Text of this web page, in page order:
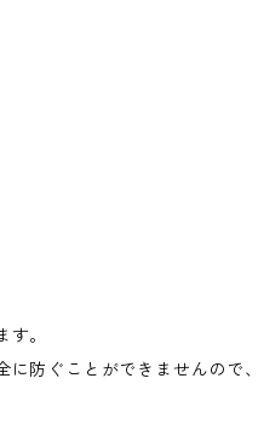
。
防ぐことができませんので